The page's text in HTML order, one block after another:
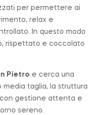
per permettere ai
relax e
In questo modo
rispettato e coccolato
Pietro e cerca una
taglia, la struttura
gestione attenta e
sereno.